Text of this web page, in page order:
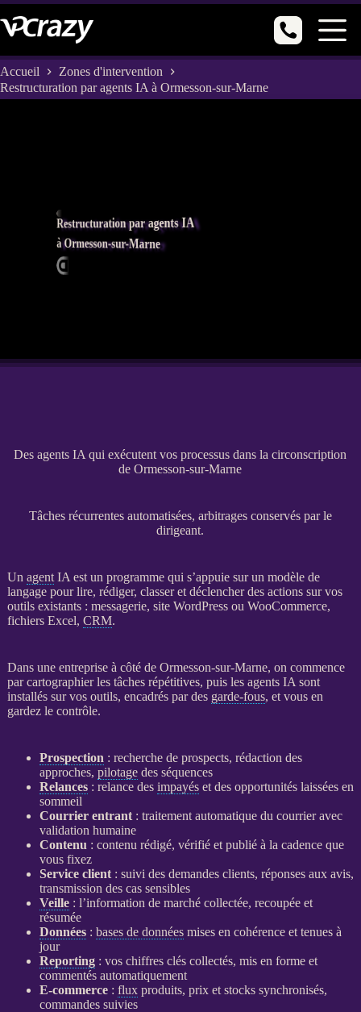
Passer
au
contenu
Accueil
Zones d'intervention
Restructuration par agents IA à Ormesson-sur-Marne
Restructuration par agents IA
à Ormesson-sur-Marne
Des agents IA qui exécutent vos processus dans la circonscription
de Ormesson-sur-Marne
Tâches récurrentes automatisées, arbitrages conservés par le
dirigeant.
Un agent IA est un programme qui s’appuie sur un modèle de
langage pour lire, rédiger, classer et déclencher des actions sur vos
outils existants : messagerie, site WordPressou WooCommerce,
fichiers Excel, CRM.
Dans une entreprise à côté de Ormesson-sur-Marne, on commence
par cartographier les tâches répétitives, puis les agents IA sont
installés sur vos outils, encadrés par des garde-fous, et vous en
gardez le contrôle.
Prospection : recherche de prospects, rédaction des
approches, pilotagedes séquences
Relances: relancedes impayéset des opportunités laissées en
sommeil
Courrier entrant: traitement automatique du courrier avec
validation humaine
Contenu : contenu rédigé, vérifié et publié à la cadence que
vous fixez
Service client: suivi des demandes clients, réponses aux avis,
transmission des cas sensibles
Veille: l’information de marché collectée, recoupée et
résumée
Données: bases de donnéesmises en cohérence et tenues à
jour
Reporting: vos chiffres clés collectés, mis en forme et
commentés automatiquement
E-commerce: fluxproduits, prix et stocks synchronisés,
commandes suivies